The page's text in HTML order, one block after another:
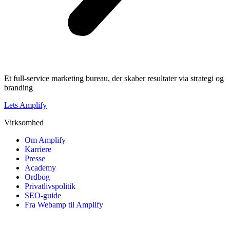
Et full-service marketing bureau, der skaber resultater via strategi og
branding
Lets Amplify
Virksomhed
Om Amplify
Karriere
Presse
Academy
Ordbog
Privatlivspolitik
SEO-guide
Fra Webamp til Amplify